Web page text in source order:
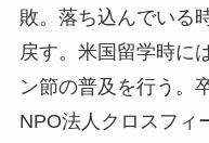
敗。落ち込んでいる
戻す。米国留学時に
ン節の普及を行う。
NPO法人クロスフィ